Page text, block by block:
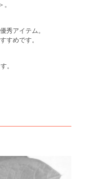
秀アイテム。
すめです。
。